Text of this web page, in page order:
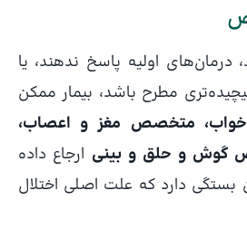
درمان‌های اولیه پاسخ ندهند، یا
مطرح باشد، بیمار ممکن
متخصص مغز و اعصاب،
گوش و حلق و بینی ارجاع داده
بستگی دارد که علت اصلی اختلال